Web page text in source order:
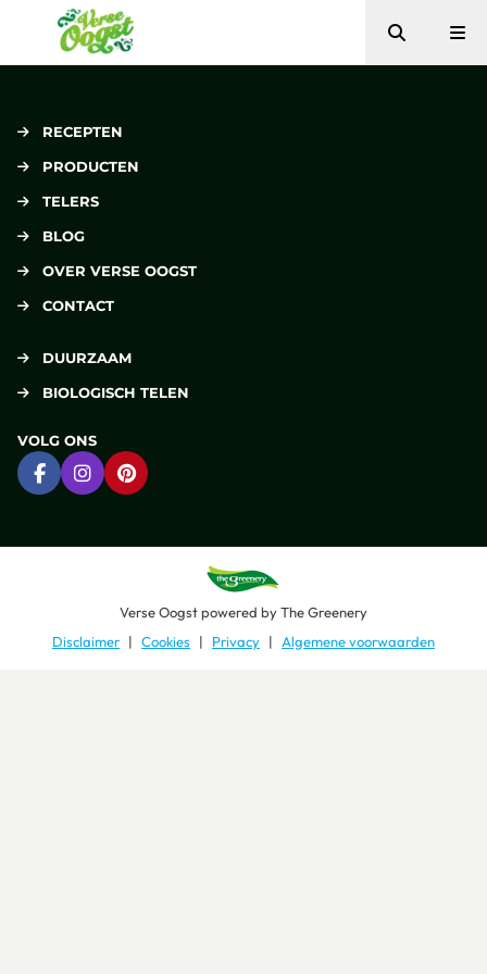
Verse Oogst
Zoeken
RECEPTEN
PRODUCTEN
TELERS
BLOG
OVER VERSE OOGST
CONTACT
DUURZAAM
BIOLOGISCH TELEN
VOLG ONS
Ga naar Facebook
Ga naar Instagram
Ga naar Pinterest
Verse Oogstpowered byThe Greenery
Disclaimer
Cookies Privacy Algemene voorwaarden